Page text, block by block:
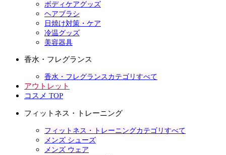
ボディケアグッズ
ヘアブラシ
日焼け対策・ケア
冷温グッズ
美容器具
香水・フレグランス
香水・フレグランスカテゴリすべて
アウトレット
コスメ TOP
フィットネス・トレーニング
フィットネス・トレーニングカテゴリすべて
メンズ シューズ
メンズ ウェア